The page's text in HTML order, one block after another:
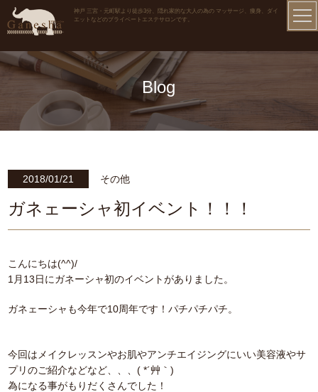
神戸 三宮・元町駅より徒歩3分、隠れ家的な大人の為の マッサージ、痩身、ダイ
エットなどのプライベートエステサロンです。
Blog
2018/01/21 その他
ガネェーシャ初イベント！！！
こんにちは(^^)/
1月13日にガネーシャ初のイベントがありました。
ガネェーシャも今年で10周年です！パチパチパチ。
今回はメイクレッスンやお肌やアンチエイジングにいい美容液やサ
プリのご紹介などなど、、、( *´艸｀)
為になる事がもりだくさんでした！